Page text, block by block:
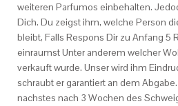
weiteren Parfumos einbehalten.
Dich. Du zeigst ihm, welche Person
bleibt, Falls Respons Dir zu Anfang 5
einraumst Unter anderem welcher
verkauft wurde. Unser wird ihm
schraubt er garantiert an dem
nachstes nach 3 Wochen des